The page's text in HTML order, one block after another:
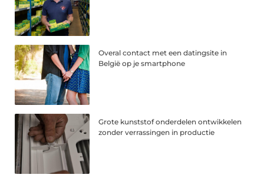
Overal contact met een datingsite in
België op je smartphone
Grote kunststof onderdelen ontwikkelen
zonder verrassingen in productie